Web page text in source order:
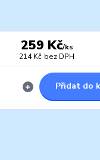
259 Kč/ks
214 Kč bez DPH
Přidat do